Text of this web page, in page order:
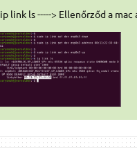
ip link ls -----> Ellenőrződ a